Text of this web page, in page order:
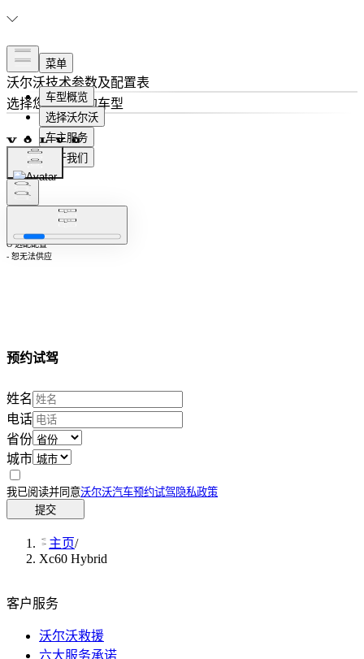
沃尔沃技术参数及配置表
选择您想了解的车型
注：S 标准配置
O 选配配置
- 恕无法供应
预约试驾
姓名
电话
省份
城市
我已阅读并同意沃尔沃汽车预约试驾隐私政策
提交
主页/
Xc60 Hybrid